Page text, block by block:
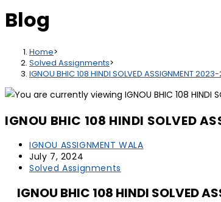
Blog
Home>
Solved Assignments>
IGNOU BHIC 108 HINDI SOLVED ASSIGNMENT
IGNOU BHIC 108 HINDI SOLVED
IGNOU ASSIGNMENT WALA
July 7, 2024
Solved Assignments
IGNOU BHIC 108 HINDI SOLVED